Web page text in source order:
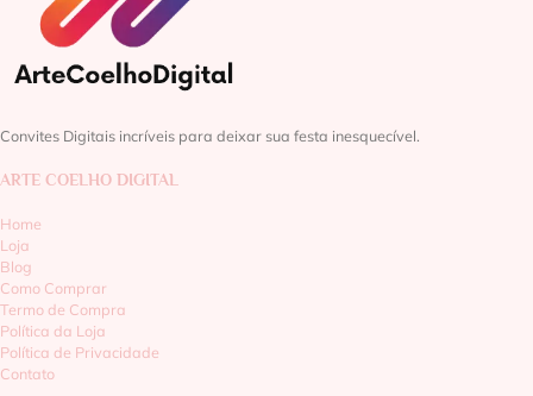
Convites Digitais incríveis para deixar sua festa inesquecível.
ARTE COELHO DIGITAL
Home
Loja
Blog
Como Comprar
Termo de Compra
Política da Loja
Política de Privacidade
Contato